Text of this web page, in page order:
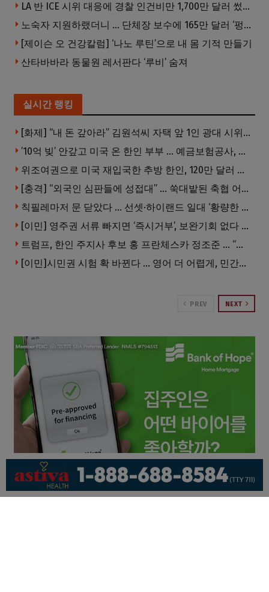
LA 반 ICE 시위 대응에 경찰 인건비만 1,700만 달러 썼다.
노숙자 지원하랬더니 … 단체장 보수에 165만 달러 ‘펑펑’
[제이슨 오 건강칼럼] ‘나노 루틴’으로 내 몸 기적 만들기
산타바바라 동물원 레서판다 ‘루비’ 숨져
실시간 랭킹
[화제] “내 돈 갚아라” 김원석씨 자택 앞 1인 광대 시위 … 한인 투자사, “108만 달러 못받아”
’10억 빚’ 안갚고 미국 온 한인 부부 … 예금보험공사, 미국서 소송
위조여권으로 미국 재입국한 추방 한인, 120만 달러 은행 사기 행각
[충격] “외국인 심판들에 성접대” … 쑥대밭된 축협 어디까지 추락하나
칙필레마저 문 닫았다 … 선셋·하이랜드 일대 ‘황량한 거리’로
[이민] 영주권 서류 빠지면 ‘즉시거부’, 보완기회 없다 … 이민심사 8월부터 확 바뀐다
트럼프, 한인 주지사 후보 홍 프란체스카 정조준 … “미치광이다”
[이민]시민권 시험 확 바뀐다 … 영어 더 어렵게, 민간시험 도입 추진
PREV NEXT